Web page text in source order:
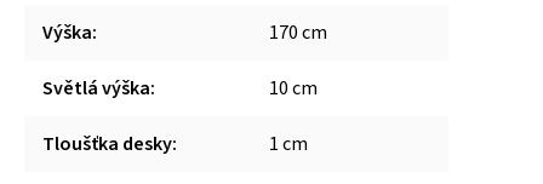
Výška: 170 cm
Světlá výška: 10 cm
Tloušťka desky: 1 cm